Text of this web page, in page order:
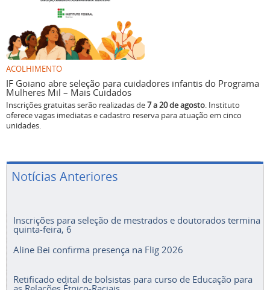
ACOLHIMENTO
IF Goiano abre seleção para cuidadores infantis do Programa
Mulheres Mil – Mais Cuidados
Inscrições gratuitas serão realizadas de7 a 20 de agosto. Instituto
oferece vagas imediatas e cadastro reserva para atuação em cinco
unidades.
Notícias Anteriores
Inscrições para seleção de mestrados e doutorados termina
quinta-feira, 6
Aline Bei confirma presença na Flig 2026
Retificado edital de bolsistas para curso de Educação para